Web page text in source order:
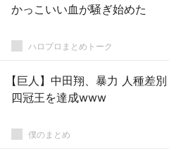
かっこいい血が騒ぎ始めた
ハロプロまとめトーク
【巨人】中田翔、暴力 人種差
四冠王を達成www
僕のまとめ